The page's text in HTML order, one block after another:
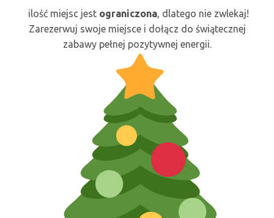
ilość miejsc jest ograniczona, dlatego nie zwlekaj!
Zarezerwuj swoje miejsce i dołącz do świątecznej
zabawy pełnej pozytywnej energii.